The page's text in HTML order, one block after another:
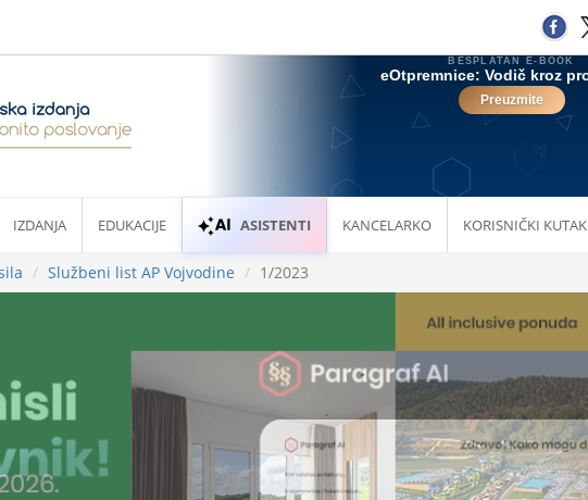
IZDANJA EDUKACIJE ASISTENTI KANCELARKO KORISNIČKI KUTAK
Službeni list AP Vojvodine 1/2023